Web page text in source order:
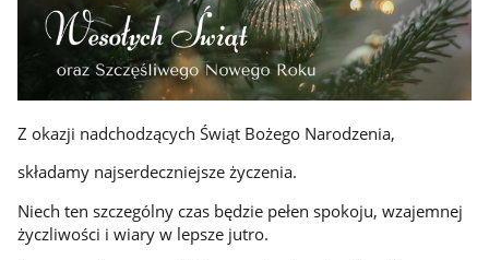
Z okazji nadchodzących Świąt Bożego Narodzenia,
składamy najserdeczniejsze życzenia.
Niech ten szczególny czas będzie pełen spokoju, wzajemnej
życzliwości i wiary w lepsze jutro.